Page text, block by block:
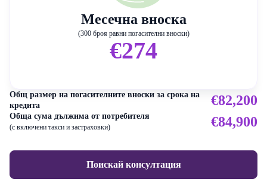
Месечна вноска
(300 броя равни погасителни вноски)
€274
Общ размер на погасителните вноски за срока на
кредита
€82,200
Обща сума дължима от потребителя
(с включени такси и застраховки) €84,900
Поискай консултация